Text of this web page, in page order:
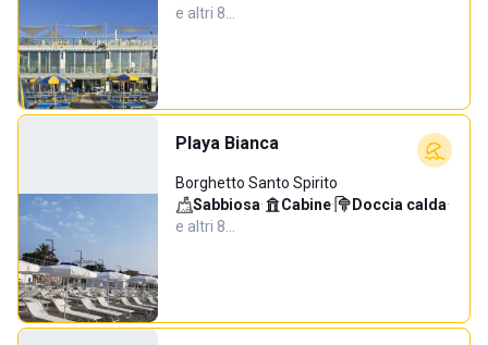
e altri 8…
Playa Bianca
Borghetto Santo Spirito
Sabbiosa· Cabine· Doccia calda·
e altri 8…